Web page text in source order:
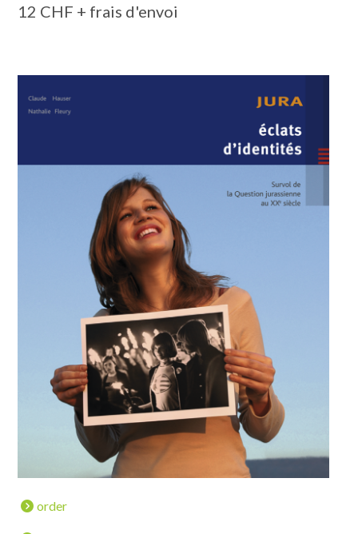
12 CHF + frais d'envoi
order